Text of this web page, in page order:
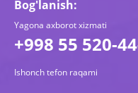
Bog'lanish:
Yagona axborot xizmati
+998 55 520-
Ishonch tefon raqami